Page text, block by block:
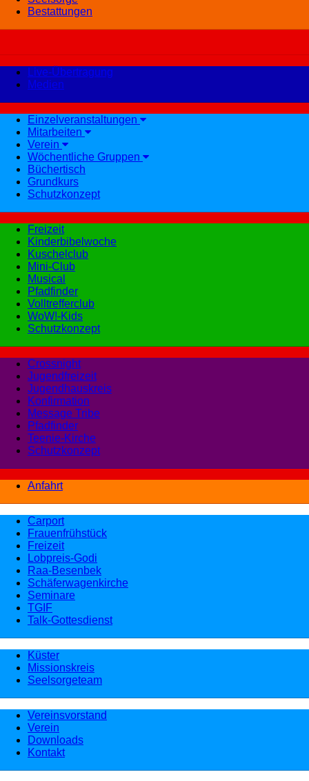
Bestattungen
Live-Übertragung
Medien
Einzelveranstaltungen
Mitarbeiten
Verein
Wöchentliche Gruppen
Büchertisch
Grundkurs
Schutzkonzept
Freizeit
Kinderbibelwoche
Kuschelclub
Mini-Club
Musical
Pfadfinder
Volltrefferclub
WoW!-Kids
Schutzkonzept
Crossnight
Jugendfreizeit
Jugendhauskreis
Konfirmation
Message Tribe
Pfadfinder
Teenie-Kirche
Schutzkonzept
Anfahrt
Carport
Frauenfrühstück
Freizeit
Lobpreis-Godi
Raa-Besenbek
Schäferwagenkirche
Seminare
TGIF
Talk-Gottesdienst
Küster
Missionskreis
Seelsorgeteam
Vereinsvorstand
Verein
Downloads
Kontakt